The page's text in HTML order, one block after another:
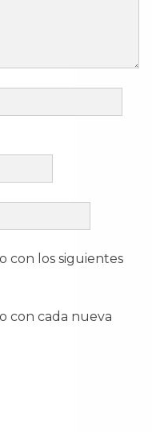
con los siguientes
con cada nueva